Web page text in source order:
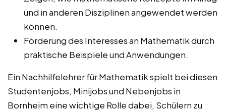
und in anderen Disziplinen angewendet werden
können.
Förderung des Interesses an Mathematik durch
praktische Beispiele und Anwendungen.
Ein Nachhilfelehrer für Mathematik spielt bei diesen
Studentenjobs, Minijobs und Nebenjobs in
Bornheim eine wichtige Rolle dabei, Schülern zu